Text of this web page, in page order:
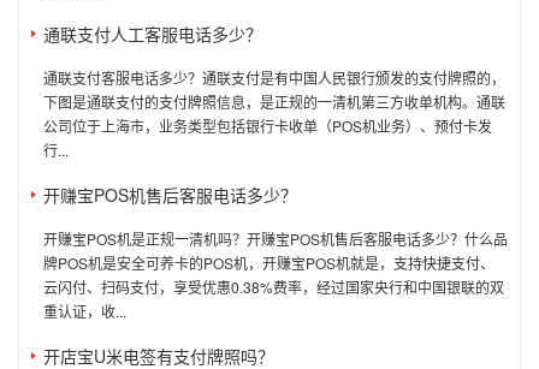
通联支付人工客服电话多少？
通联支付客服电话多少？通联支付是有中国人民银行颁发的支付牌照的，
下图是通联支付的支付牌照信息，是正规的一清机第三方收单机构。通联
公司位于上海市，业务类型包括银行卡收单（POS机业务）、预付卡发
行...
开赚宝POS机售后客服电话多少？
开赚宝POS机是正规一清机吗？开赚宝POS机售后客服电话多少？什么品
牌POS机是安全可养卡的POS机，开赚宝POS机就是，支持快捷支付、
云闪付、扫码支付，享受优惠0.38%费率，经过国家央行和中国银联的双
重认证，收...
开店宝U米电签有支付牌照吗？